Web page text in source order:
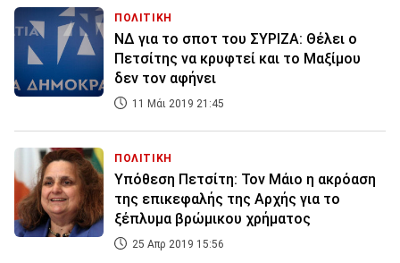
ΠΟΛΙΤΙΚΗ
ΝΔ για το σποτ του ΣΥΡΙΖΑ: Θέλει ο
Πετσίτης να κρυφτεί και το Μαξίμου
δεν τον αφήνει
11 Μάι 2019 21:45
ΠΟΛΙΤΙΚΗ
Υπόθεση Πετσίτη: Τον Μάιο η ακρόαση
της επικεφαλής της Αρχής για το
ξέπλυμα βρώμικου χρήματος
25 Απρ 2019 15:56